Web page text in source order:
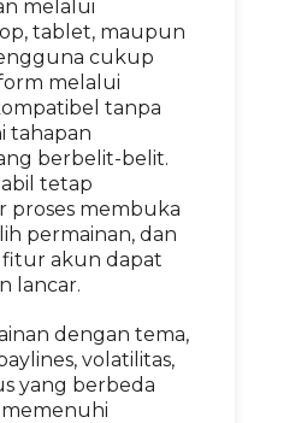
melalui
tablet, maupun
cukup
melalui
tanpa
tahapan
berbelit-belit.
tetap
proses membuka
permainan, dan
akun dapat
lancar.
dengan tema,
volatilitas,
yang berbeda